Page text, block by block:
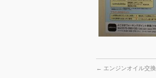
← エンジンオイル交換